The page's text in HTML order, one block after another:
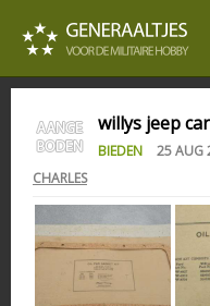
willys jeep
BIEDEN 25 AUG
CHARLES